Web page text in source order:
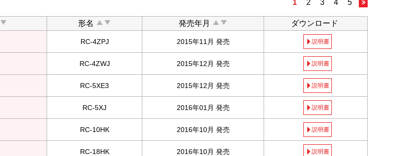
1 2 3 4 5
形名 発売年月 ダウンロード
RC-4ZPJ 2015年11月 発売 説明書
RC-4ZWJ 2015年12月 発売 説明書
RC-5XE3 2015年12月 発売 説明書
RC-5XJ 2016年01月 発売 説明書
RC-10HK 2016年10月 発売 説明書
RC-18HK 2016年10月 発売 説明書